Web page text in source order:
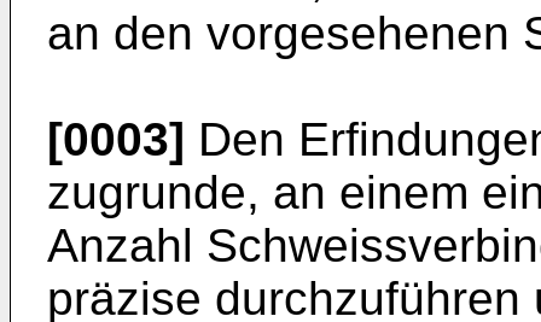
an den vorgesehenen
[0003] Den
zugrunde, an einem
Anzahl
präzise durchzuführen